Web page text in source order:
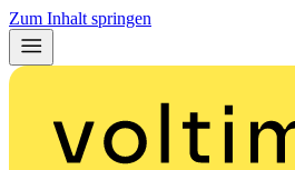
Zum Inhalt springen